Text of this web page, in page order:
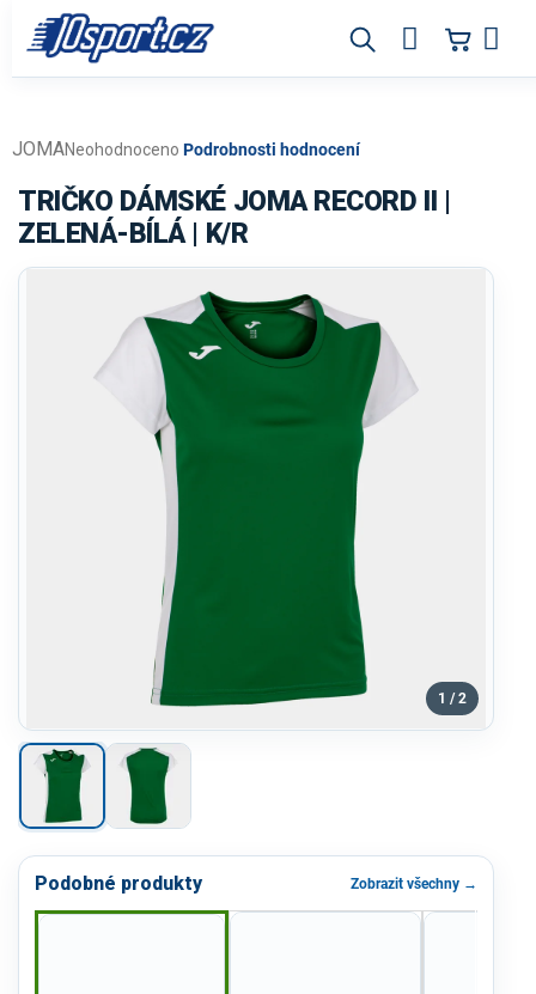
obsah
Průměrné
produktu
je
0,0
Neohodnoceno Podrobnosti hodnocení
JOMA
TRIČKO DÁMSKÉ JOMA RECORD II |
ZELENÁ-BÍLÁ | K/R
1 / 2
Podobné produkty Zobrazit všechny →